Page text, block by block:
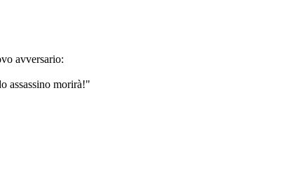
avversario:
assassino morirà!"